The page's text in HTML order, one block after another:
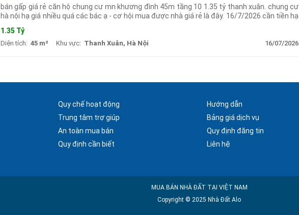
bán gấp giá rẻ căn hộ chung cư mn khương đình 45m tầng 10 1.35 tỷ thanh xuân. chung cư
hà nội hạ giá nhiều quá các bác ạ - cơ hội mua được nhà giá rẻ là đây. 16/7/2026 cần tiền hạ
1.35 Tỷ
Diện tích: 45 m² Khu vực: Thanh Xuân, Hà Nội 16/07/2026
Quy chế hoạt động
Trung tâm trợ giúp
An toàn mua bán
Quy định cần biết
Hướng dẫn
Bảng giá dịch vụ
Quy định đăng tin
Liên hệ
MUA BÁN NHÀ ĐẤT TẠI VIỆT NAM
Copyright © 2025 Nhà Đất Alo